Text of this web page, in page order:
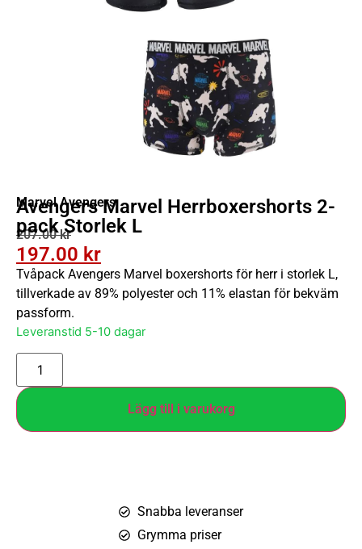
Marvel Avengers
Avengers Marvel Herrboxershorts 2-
pack Storlek L
207.00kr
197.00 kr
Tvåpack Avengers Marvel boxershorts för herr i storlek L,
tillverkade av 89% polyester och 11% elastan för bekväm
passform.
Leveranstid 5-10 dagar
Lägg till i varukorg
Snabba leveranser
Grymma priser